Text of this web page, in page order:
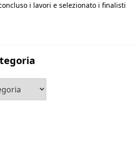
i lavori e selezionato i finalisti